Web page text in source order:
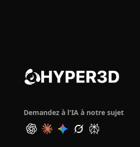
Demandez à l'IA à notre sujet